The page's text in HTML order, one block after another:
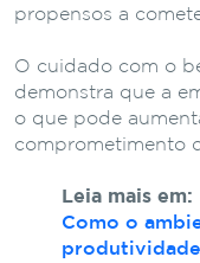
propensos a
O cuidado com o
demonstra que a
o que pode
comprometimento
Leia mais em:
Como o
produtividade